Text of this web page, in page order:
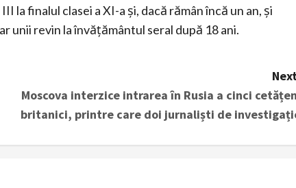
la finalul clasei a XI-a și, dacă rămân încă un an, și
unii revin la învățământul seral după 18 ani.
Moscova interzice intrarea în Rusia a cinci
britanici, printre care doi jurnaliști de